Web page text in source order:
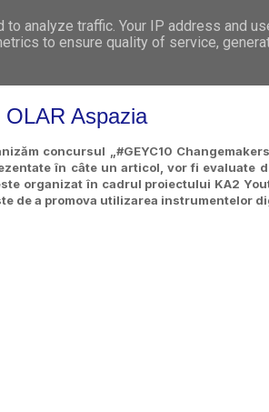
GET
WHAT WE DO
Aspazia
concursul „#GEYC10
în câte un articol, vor fi evaluate
organizat în cadrul proiectului KA2
de a promova utilizarea instrumentelor
analyze traffic. Your IP address and
to ensure quality of service,